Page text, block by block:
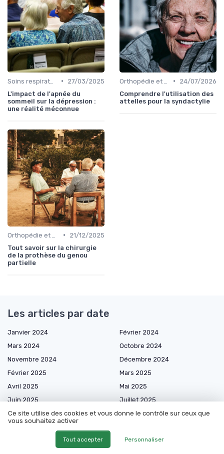
•
27/03/2025
L'impact de l'apnée du
sommeil sur la dépression :
une réalité méconnue
•
24/07/2026
Comprendre l'utilisation des
attelles pour la syndactylie
•
21/12/2025
Tout savoir sur la chirurgie
de la prothèse du genou
partielle
Les articles par date
Janvier 2024
Février 2024
Mars 2024
Octobre 2024
Novembre 2024
Décembre 2024
Février 2025
Mars 2025
Avril 2025
Mai 2025
Juin 2025
Juillet 2025
Août 2025
Septembre 2025
Janvier 2026
Ce site utilise des cookies et vous donne le contrôle sur ceux que
vous souhaitez activer
Tout accepter Personnaliser